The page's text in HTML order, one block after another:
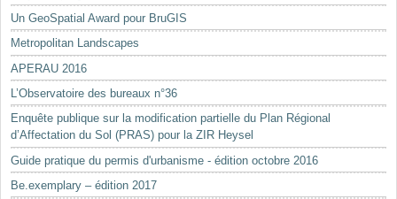
Un GeoSpatial Award pour BruGIS
Metropolitan Landscapes
APERAU 2016
L’Observatoire des bureaux n°36
Enquête publique sur la modification partielle du Plan Régional
d’Affectation du Sol (PRAS) pour la ZIR Heysel
Guide pratique du permis d'urbanisme - édition octobre 2016
Be.exemplary – édition 2017